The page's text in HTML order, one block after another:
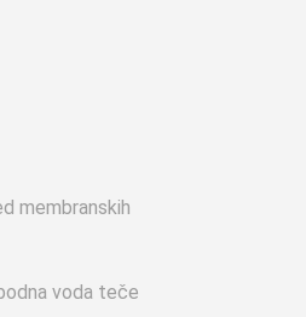
membranskih
voda teče